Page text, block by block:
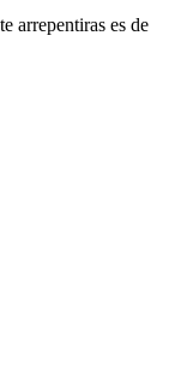
arrepentiras es de